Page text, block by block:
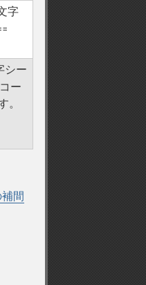
字
シー
ー
。
間